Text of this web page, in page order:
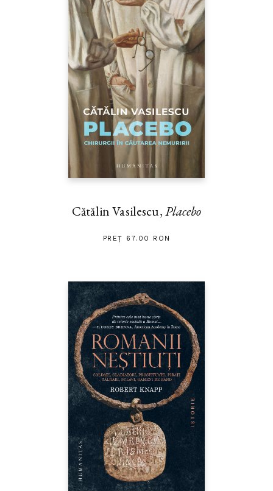
Cătălin Vasilescu,Placebo
PREȚ 67.00 RON